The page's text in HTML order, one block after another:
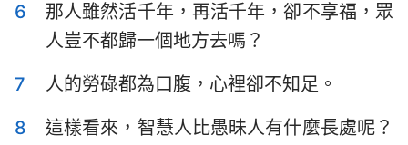
哈巴谷書 西番雅書
6
那人雖然活千年，再活千年，卻不享福，眾
人豈不都歸一個地方去嗎？
7
人的勞碌都為口腹，心裡卻不知足。
8
這樣看來，智慧人比愚昧人有什麼長處呢？